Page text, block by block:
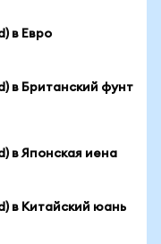
в Евро
в Британский фунт
в Японская иена
в Китайский юань